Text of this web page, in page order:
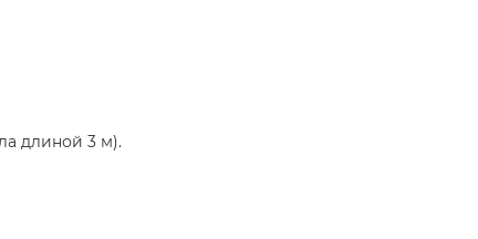
длиной 3 м).